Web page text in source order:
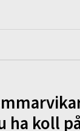
ha koll